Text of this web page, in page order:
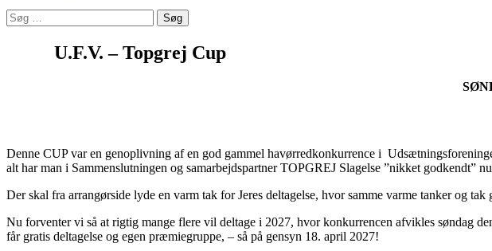
Søg
efter:
U.F.V. – Topgrej Cup
Denne CUP var en genoplivning af en god gammel havørredkonkurrence i
alt har man i Sammenslutningen og samarbejdspartner TOPGREJ Slagelse ”nikket godkendt”
Der skal fra arrangørside lyde en varm tak for Jeres deltagelse, hvor samme varme tanker og
Nu forventer vi så at rigtig mange flere vil deltage i 2027, hvor konkurrencen afvikles søndag
får gratis deltagelse og egen præmiegruppe, – så på gensyn 18. april 2027!